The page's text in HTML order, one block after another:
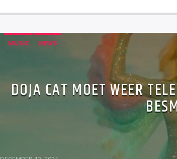
MUSIC NEWS
DOJA CAT MOET WEER